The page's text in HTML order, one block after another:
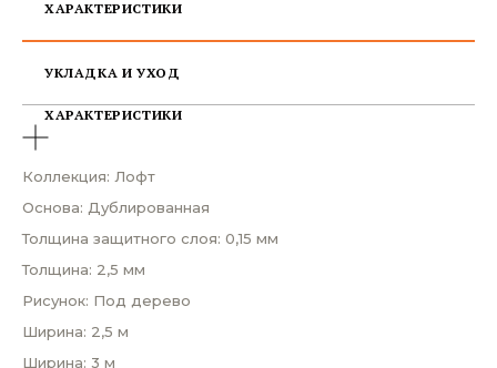
ХАРАКТЕРИСТИКИ
УКЛАДКА И УХОД
ХАРАКТЕРИСТИКИ
Коллекция: Лофт
Основа: Дублированная
Толщина защитного слоя: 0,15 мм
Толщина: 2,5 мм
Рисунок: Под дерево
Ширина: 2,5 м
Ширина: 3 м